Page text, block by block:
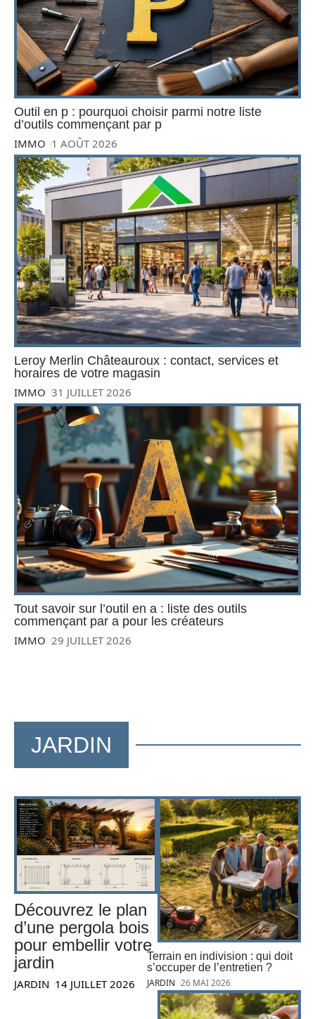
Outil en p : pourquoi choisir parmi notre liste
d’outils commençant par p
IMMO 1 AOÛT 2026
Leroy Merlin Châteauroux : contact, services et
horaires de votre magasin
IMMO 31 JUILLET 2026
Tout savoir sur l’outil en a : liste des outils
commençant par a pour les créateurs
IMMO 29 JUILLET 2026
JARDIN
Découvrez le plan
d’une pergola bois
pour embellir votre
jardin
JARDIN 14 JUILLET 2026
Terrain en indivision : qui doit
s’occuper de l’entretien ?
JARDIN 26 MAI 2026